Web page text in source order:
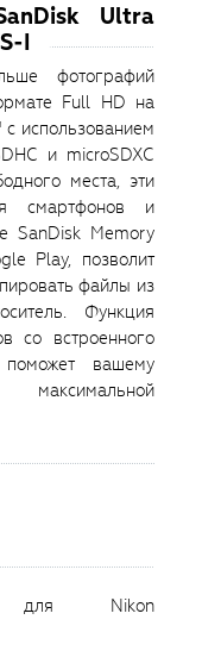
Ultra
I
фотографий
Full HD на
использованием
и microSDXC
места, эти
смартфонов и
SanDisk Memory
Play, позволит
файлы из
Функция
со встроенного
вашему
для Nikon